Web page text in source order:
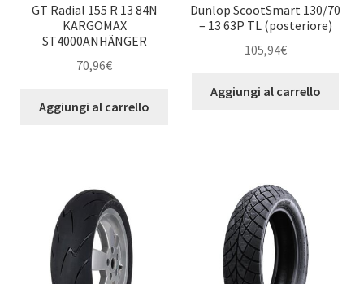
GT Radial 155 R 13 84N
KARGOMAX
ST4000ANHÄNGER
70,96€
Aggiungi al carrello
Dunlop ScootSmart 130/70
– 13 63P TL (posteriore)
105,94€
Aggiungi al carrello